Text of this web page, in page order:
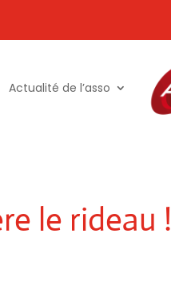
Actualité de l’asso
le rideau !